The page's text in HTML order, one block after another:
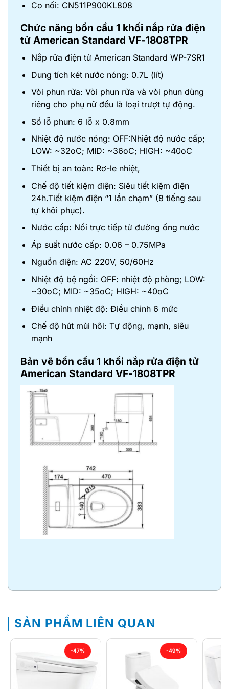
Co nối: CN511P900KL808
Chức năng bồn cầu 1 khối nắp rửa điện
tử American Standard VF-1808TPR
Nắp rửa điện tử American Standard WP-7SR1
Dung tích két nước nóng: 0.7L (lít)
Vòi phun rửa: Vòi phun rửa và vòi phun dùng
riêng cho phụ nữ đều là loại trượt tự động.
Số lỗ phun: 6 lỗ x 0.8mm
Nhiệt độ nước nóng: OFF:Nhiệt độ nước cấp;
LOW: ~32oC; MID: ~36oC; HIGH: ~40oC
Thiết bị an toàn: Rơ-le nhiệt,
Chế độ tiết kiệm điện: Siêu tiết kiệm điện
24h.Tiết kiệm điện “1 lần chạm” (8 tiếng sau
tự khôi phục).
Nước cấp: Nối trực tiếp từ đường ống nước
Áp suất nước cấp: 0.06 – 0.75MPa
Nguồn điện: AC 220V, 50/60Hz
Nhiệt độ bệ ngồi: OFF: nhiệt độ phòng; LOW:
~30oC; MID: ~35oC; HIGH: ~40oC
Điều chỉnh nhiệt độ: Điều chỉnh 6 mức
Chế độ hút mùi hôi: Tự động, mạnh, siêu
mạnh
Bản vẽ bồn cầu 1 khối nắp rửa điện tử
American Standard VF-1808TPR
SẢN PHẨM LIÊN QUAN
-47% -49%